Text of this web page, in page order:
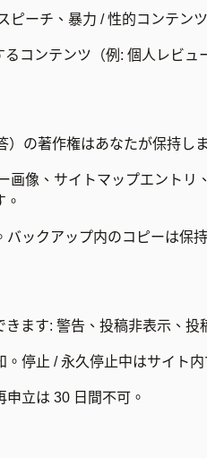
ーチ、暴力 / 性的コンテン
コンテンツ（例: 個人レビュ
の著作権はあなたが保持し
像、サイトマップエント
ックアップ内のコピーは保
ます: 警告、投稿非表示、
停止 / 永久停止中はサイト
立は 30 日間不可。